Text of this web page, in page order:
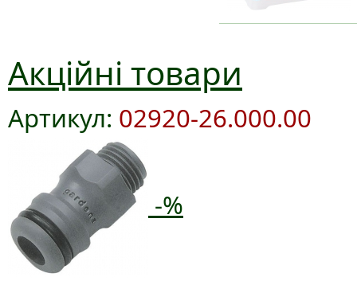
Акційні товари
Артикул: 02920-26.000.00
-%